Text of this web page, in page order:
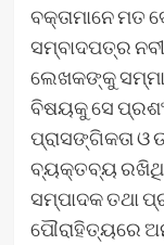
ବକ୍ତାମାନେ ମତ
ସମ୍ବାଦପତ୍ର
ଲେଖକଙ୍କୁ
ବିଷୟକୁ ସେ
ପ୍ରାସଙ୍ଗିକତା ଓ
ବ୍ୟକ୍ତବ୍ୟ
ସମ୍ପାଦକ ତଥା
ପୌରାହିତ୍ୟରେ